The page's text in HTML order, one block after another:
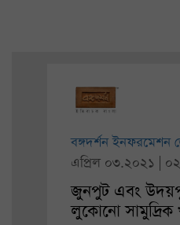
বঙ্গদর্শন ইনফরমেশন
এপ্রিল ০৩.২০২১ |
জুনপুট এবং
লুকোনো সামুদ্রিক